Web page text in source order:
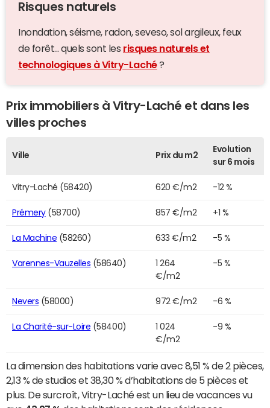
Risques naturels
Inondation, séisme, radon, seveso, sol argileux, feux
de forêt... quels sont les risques naturels et
technologiques à Vitry-Laché?
Prix immobiliers à Vitry-Laché et dans les
villes proches
Ville Prix du m2
Evolution
sur 6 mois
Vitry-Laché (58420) 620 €/m2 -12 %
Prémery(58700) 857 €/m2 +1 %
La Machine (58260) 633 €/m2 -5 %
Varennes-Vauzelles (58640)
1 264
€/m2
-5 %
Nevers (58000) 972 €/m2 -6 %
La Charité-sur-Loire (58400)
1 024
€/m2
-9 %
La dimension des habitations varie avec 8,51 % de 2 pièces,
2,13 % de studios et 38,30 % d’habitations de 5 pièces et
plus. De surcroît, Vitry-Laché est un lieu de vacances vu